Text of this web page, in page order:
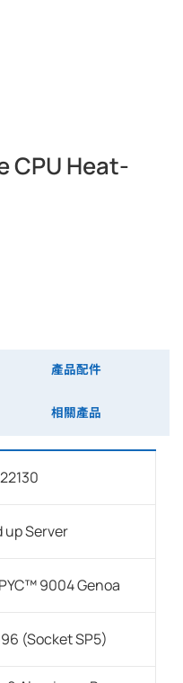
CPU Heat-
產品配件
相關產品
up Server
9004 Genoa
(Socket SP5)